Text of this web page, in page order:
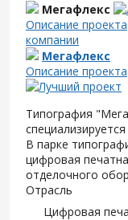
Мегафлекс
Описание проекта
компании
Мегафлекс
Описание проекта
Типография
В парке
цифровая
отделочного
Отрасль
Цифровая